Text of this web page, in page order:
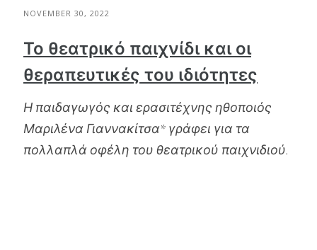
NOVEMBER 30, 2022
Το θεατρικό παιχνίδι και οι
θεραπευτικές του ιδιότητες
Η παιδαγωγός και ερασιτέχνης ηθοποιός
Μαριλένα Γιαννακίτσα* γράφει για τα
πολλαπλά οφέλη του θεατρικού παιχνιδιού.